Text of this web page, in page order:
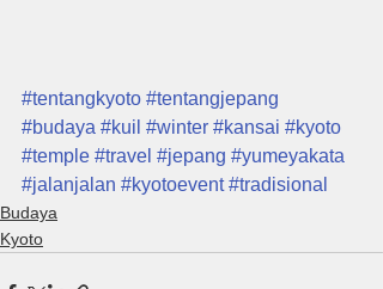
#tentangkyoto #tentangjepang
#budaya #kuil #winter #kansai #kyoto
#temple #travel #jepang #yumeyakata
#jalanjalan #kyotoevent #tradisional
Budaya
Kyoto